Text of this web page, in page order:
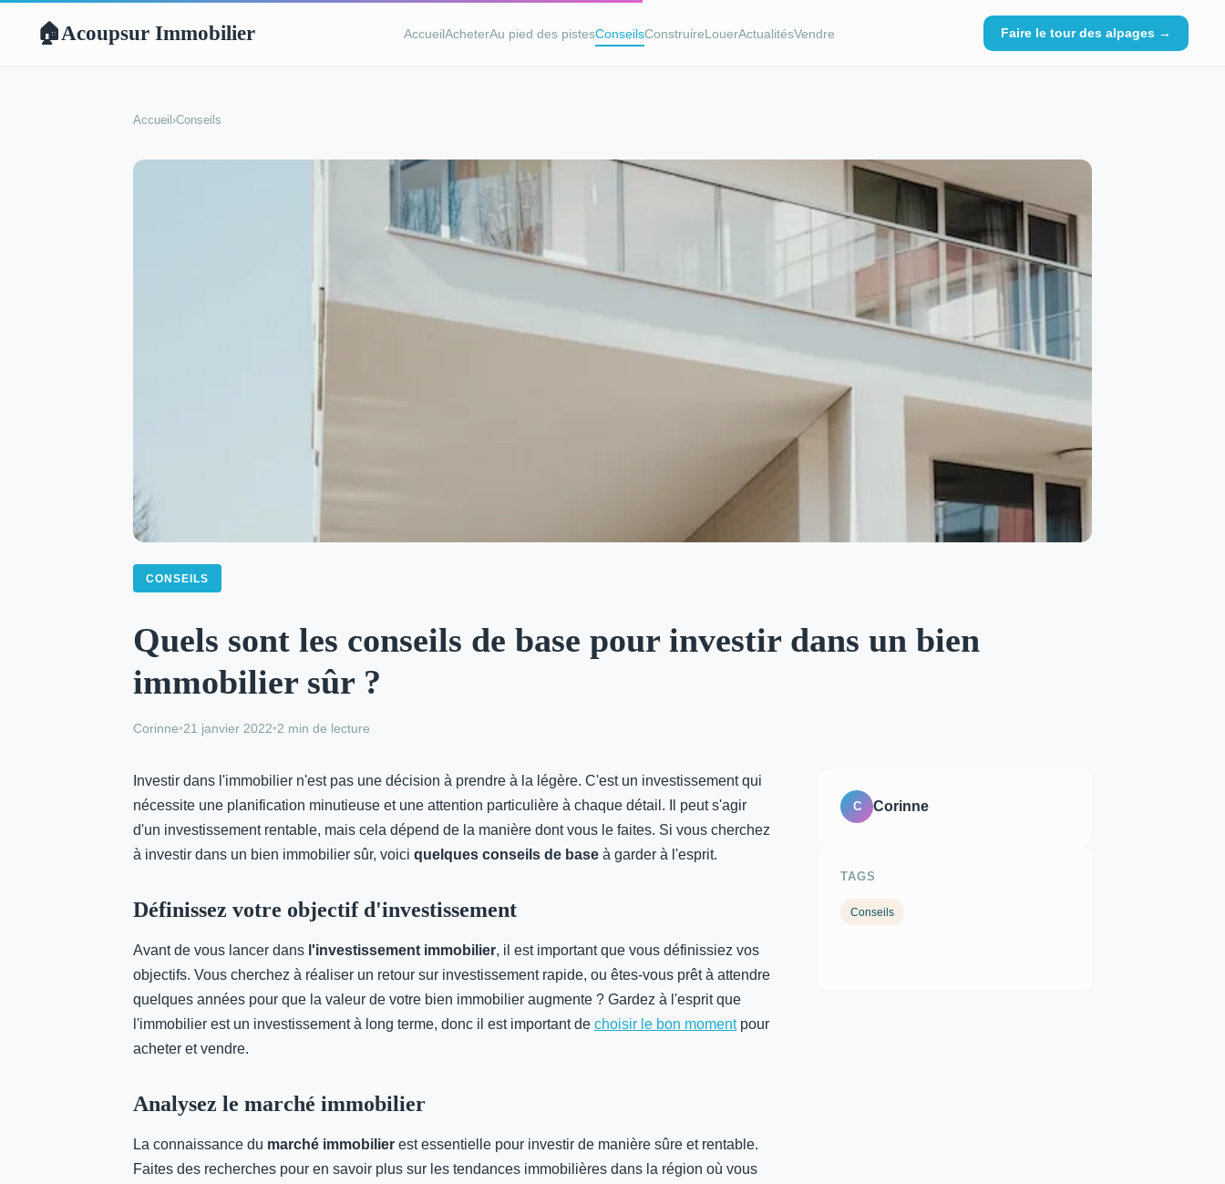
🏠Acoupsur Immobilier AccueilAcheterAu pied des pistesConseilsConstruireLouerActualitésVendre Faire le tour des alpages →
Accueil ›Conseils
CONSEILS
Quels sont les conseils de base pour investir dans un bien
immobilier sûr ?
Corinne•21 janvier 2022•2 min de lecture
Investir dans l'immobilier n'est pas une décision à prendre à la légère. C'est un investissement qui
nécessite une planification minutieuse et une attention particulière à chaque détail. Il peut s'agir
d'un investissement rentable, mais cela dépend de la manière dont vous le faites. Si vous cherchez
à investir dans un bien immobilier sûr, voici quelques conseils de base à garder à l'esprit.
Définissez votre objectif d'investissement
Avant de vous lancer dans l'investissement immobilier, il est important que vous définissiez vos
objectifs. Vous cherchez à réaliser un retour sur investissement rapide, ou êtes-vous prêt à attendre
quelques années pour que la valeur de votre bien immobilier augmente ? Gardez à l'esprit que
l'immobilier est un investissement à long terme, donc il est important de choisir le bon momentpour
acheter et vendre.
Analysez le marché immobilier
La connaissance du marché immobilier est essentielle pour investir de manière sûre et rentable.
Faites des recherches pour en savoir plus sur les tendances immobilières dans la région où vous
C Corinne
TAGS
Conseils